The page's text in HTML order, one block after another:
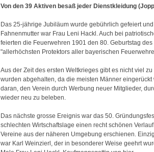
Von den 39 Aktiven besaß jeder Dienstkleidung
Das 25-jährige Jubiläum wurde gebührlich gefeiert
Fahnenmutter war Frau Leni Hackl. Auch bei
feierten die Feuerwehren 1901 den 80. Geburtstag
"allerhöchsten Protektors aller bayerischen
Aus der Zeit des ersten Weltkrieges gibt es nicht viel
wurden abgehalten, da die meisten Männer
daran, den Verein durch Werbung neuer Mitglieder,
wieder neu zu beleben.
Das nächste grosse Ereignis war das 50.
schlechten Wirtschaftslage einen recht schönen
Vereine aus der näheren Umgebung erschienen.
war Karl Weinzierl, der in besonderer Weise geehrt